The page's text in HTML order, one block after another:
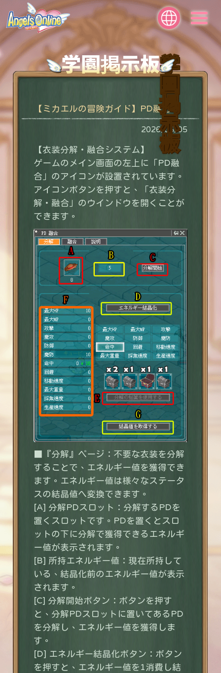
学園掲示板学
園
掲
示
板
【ミカエルの冒険ガイド】PD融合
2026/06/05
【衣装分解・融合システム】
ゲームのメイン画面の左上に「PD融
合」のアイコンが設置されています。
アイコンボタンを押すと、「衣装分
解・融合」のウインドウを開くことが
できます。
■『分解』ページ：不要な衣装を分解
することで、エネルギー値を獲得でき
ます。エネルギー値は様々なステータ
スの結晶値へ変換できます。
[A] 分解PDスロット：分解するPDを
置くスロットです。PDを置くとスロ
ットの下に分解で獲得できるエネルギ
ー値が表示されます。
[B] 所持エネルギー値：現在所持して
いる、結晶化前のエネルギー値が表示
されます。
[C] 分解開始ボタン：ボタンを押す
と、分解PDスロットに置いてあるPD
を分解し、エネルギー値を獲得しま
す。
[D] エネルギー結晶化ボタン：ボタン
を押すと、エネルギー値を1消費し結